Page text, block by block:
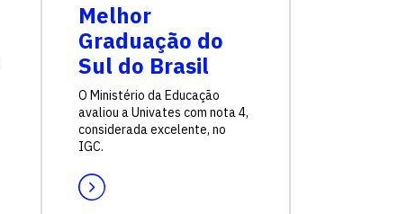
Melhor
Graduação do
Sul do Brasil
O Ministério da Educação
avaliou a Univates com nota 4,
considerada excelente, no
IGC.